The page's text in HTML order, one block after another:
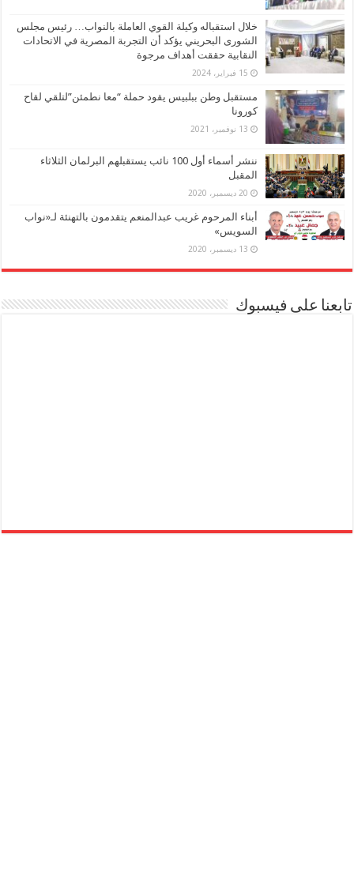
خلال استقباله وكيلة القوي العاملة بالنواب… رئيس مجلس
الشورى البحريني يؤكد أن التجربة المصرية في الاتحادات
النقابية حققت أهداف مرجوة
15 فبراير، 2024
مستقبل وطن ببلبيس يقود حملة “معا نطمئن”لتلقي لقاح
كورونا
13 نوفمبر، 2021
ننشر أسماء أول 100 نائب يستقبلهم البرلمان الثلاثاء
المقبل
20 ديسمبر، 2020
أبناء المرحوم غريب عبدالمنعم يتقدمون بالتهنئة لـ«نواب
السويس»
13 ديسمبر، 2020
تابعنا على فيسبوك